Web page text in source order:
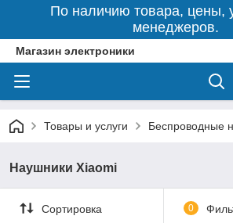
По наличию товара, цены,
менеджеров.
Магазин электроники
Товары и услуги Беспроводные
Наушники Xiaomi
Сортировка 0